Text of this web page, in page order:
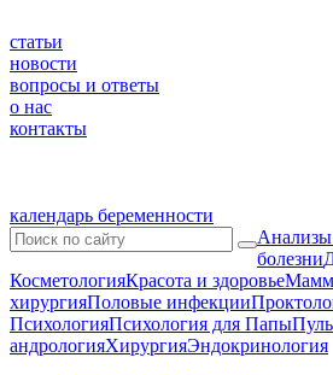
статьи
новости
вопросы и ответы
о нас
контакты
календарь беременности
Анализы
болезни
КосметологияКрасота и здоровье
хирургияПоловые инфекции
ПсихологияПсихология для Папы
андрологияХирургияЭндокринология